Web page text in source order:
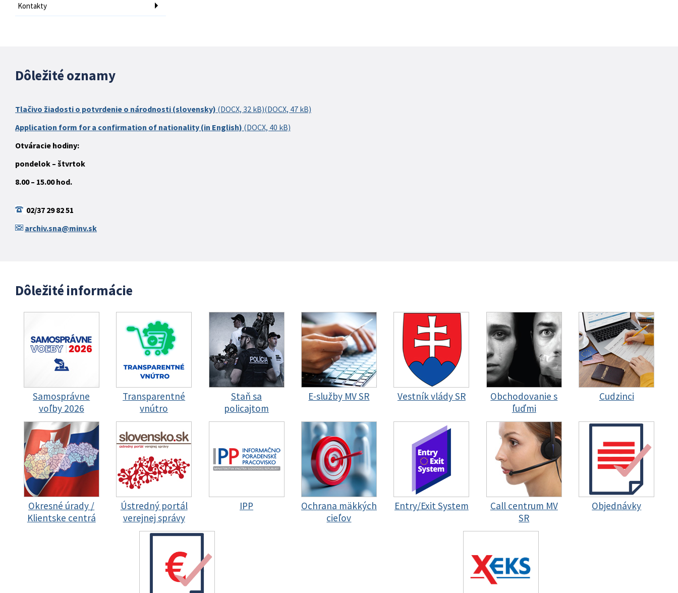
Kontakty
Dôležité oznamy
Tlačivo žiadosti o potvrdenie o národnosti (slovensky) (DOCX, 32 kB)(DOCX, 47 kB)
Application form for a confirmation of nationality (in English) (DOCX, 40 kB)
Otváracie hodiny:
pondelok – štvrtok
8.00 – 15.00 hod.
02/37 29 82 51
archiv.sna@minv.sk
Dôležité informácie
Samosprávne
voľby 2026
Transparentné
vnútro
Staň sa
policajtom
E-služby MV SR Vestník vlády SR
Obchodovanie s
ľuďmi
Cudzinci
Okresné úrady /
Klientske centrá
Ústredný portál
verejnej správy
IPP
Ochrana mäkkých
cieľov
Entry/Exit System
Call centrum MV
SR
Objednávky